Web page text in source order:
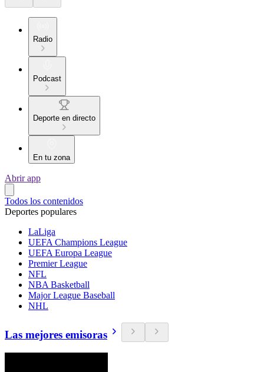
Radio
Podcast
Deporte en directo
En tu zona
Abrir app
Todos los contenidos
Deportes populares
LaLiga
UEFA Champions League
UEFA Europa League
Premier League
NFL
NBA Basketball
Major League Baseball
NHL
Las mejores emisoras